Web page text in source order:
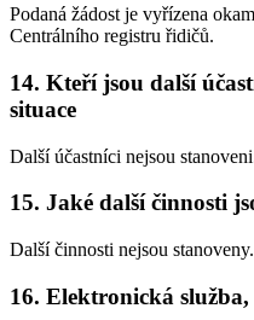
Podaná žádost je vyřízena
Centrálního registru řidičů.
14. Kteří jsou další
situace
Další účastníci nejsou
15. Jaké další činnosti
Další činnosti nejsou stanoveny.
16. Elektronická